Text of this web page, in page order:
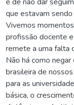
que estavam
Vivemos
profissão docente
remete a uma falta
Não há como
brasileira de
para as
básica, o